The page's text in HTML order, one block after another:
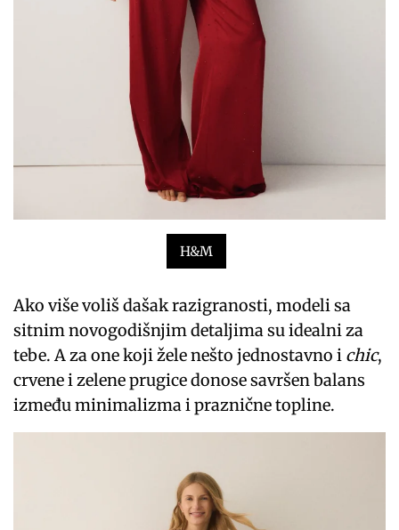
H&M
Ako više voliš dašak razigranosti, modeli sa
sitnim novogodišnjim detaljima su idealni za
tebe. A za one koji žele nešto jednostavno i chic,
crvene i zelene prugice donose savršen balans
između minimalizma i praznične topline.